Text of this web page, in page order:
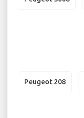
Peugeot 208